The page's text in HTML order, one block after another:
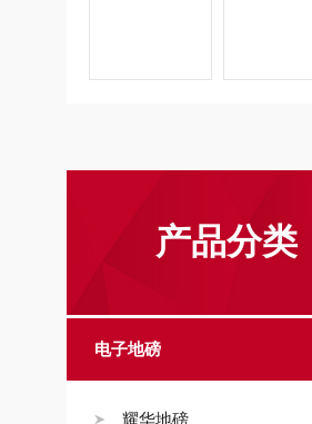
产品分类
电子地磅
耀华地磅